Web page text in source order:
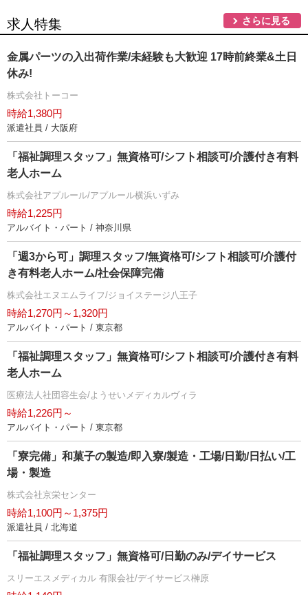
求人特集 さらに見る
金属パーツの入出荷作業/未経験も大歓迎 17時前終業&土日
休み!
株式会社トーコー
時給1,380円
派遣社員 / 大阪府
「福祉調理スタッフ」無資格可/シフト相談可/介護付き有料
老人ホーム
株式会社アプルール/アプルール横浜いずみ
時給1,225円
アルバイト・パート / 神奈川県
「週3から可」調理スタッフ/無資格可/シフト相談可/介護付
き有料老人ホーム/社会保障完備
株式会社エヌエムライフ/ジョイステージ八王子
時給1,270円～1,320円
アルバイト・パート / 東京都
「福祉調理スタッフ」無資格可/シフト相談可/介護付き有料
老人ホーム
医療法人社団容生会/ようせいメディカルヴィラ
時給1,226円～
アルバイト・パート / 東京都
「寮完備」和菓子の製造/即入寮/製造・工場/日勤/日払い/工
場・製造
株式会社京栄センター
時給1,100円～1,375円
派遣社員 / 北海道
「福祉調理スタッフ」無資格可/日勤のみ/デイサービス
スリーエスメディカル 有限会社/デイサービス榊原